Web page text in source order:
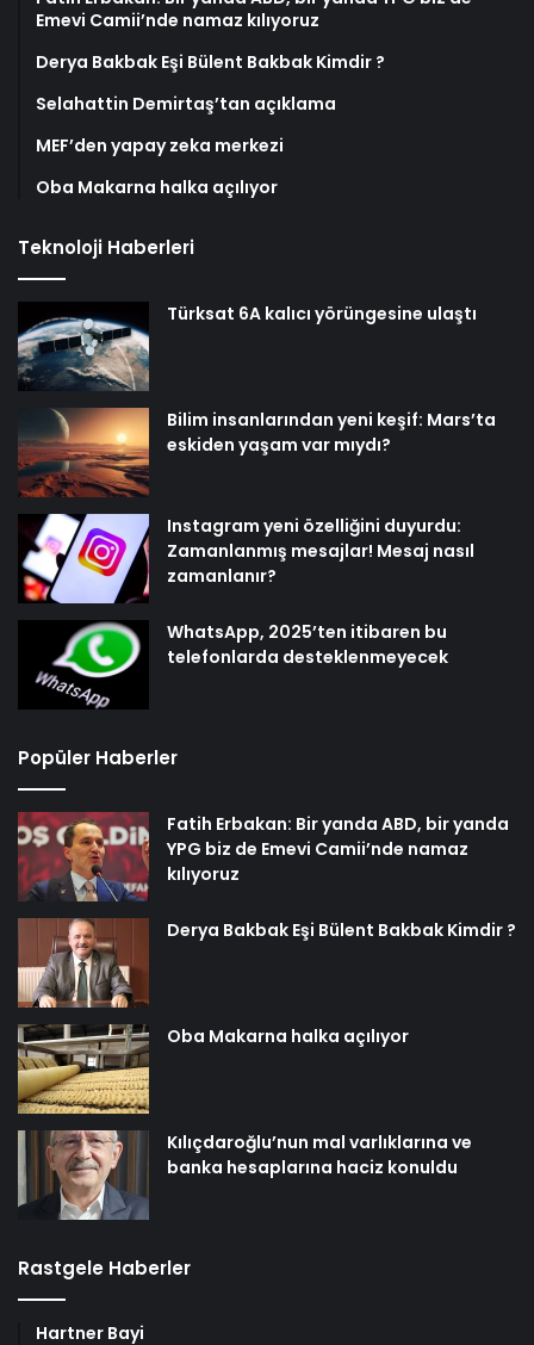
Emevi Camii’nde namaz kılıyoruz
Derya Bakbak Eşi Bülent Bakbak Kimdir ?
Selahattin Demirtaş’tan açıklama
MEF’den yapay zeka merkezi
Oba Makarna halka açılıyor
Teknoloji Haberleri
Türksat 6A kalıcı yörüngesine ulaştı
Bilim insanlarından yeni keşif: Mars’ta
eskiden yaşam var mıydı?
Instagram yeni özelliğini duyurdu:
Zamanlanmış mesajlar! Mesaj nasıl
zamanlanır?
WhatsApp, 2025’ten itibaren bu
telefonlarda desteklenmeyecek
Popüler Haberler
Fatih Erbakan: Bir yanda ABD, bir yanda
YPG biz de Emevi Camii’nde namaz
kılıyoruz
Derya Bakbak Eşi Bülent Bakbak Kimdir ?
Oba Makarna halka açılıyor
Kılıçdaroğlu’nun mal varlıklarına ve
banka hesaplarına haciz konuldu
Rastgele Haberler
Hartner Bayi